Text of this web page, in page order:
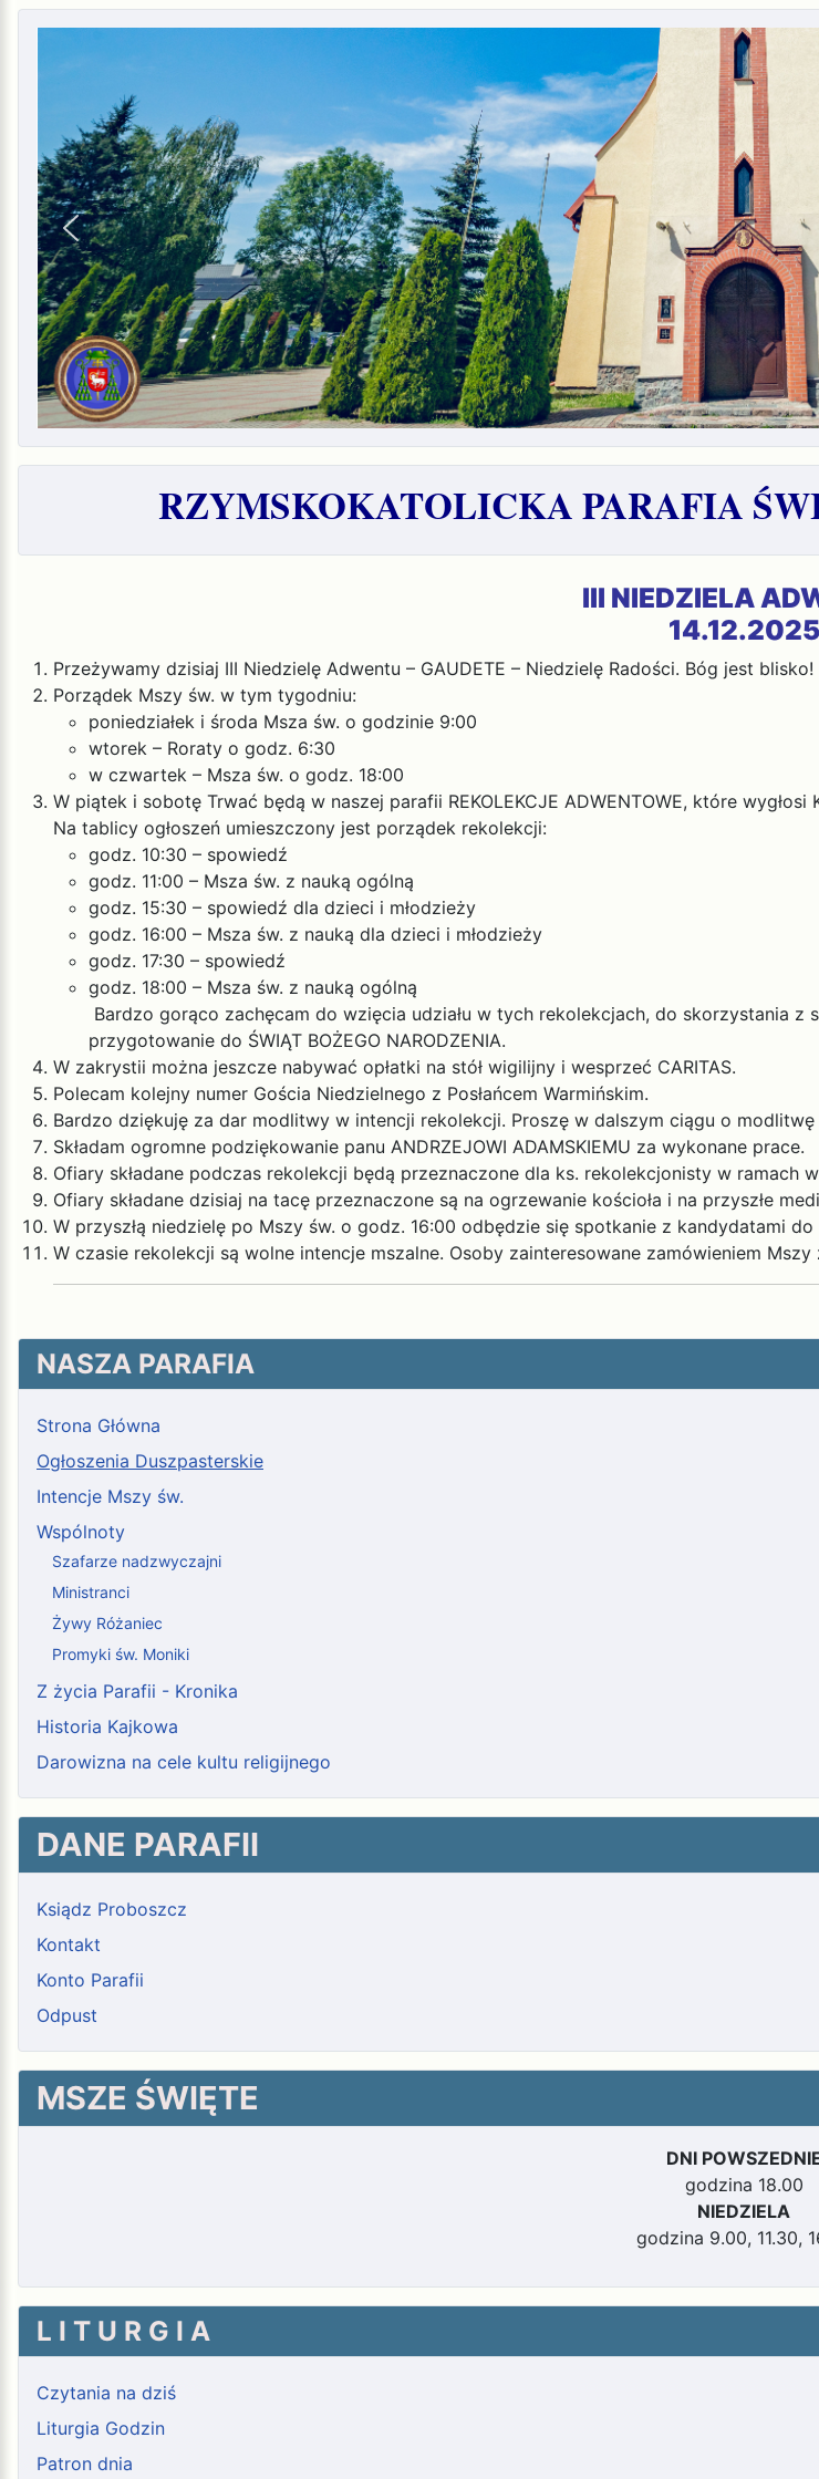
RZYMSKOKATOLICKA PARAFIA
III NIEDZIELA
14.12.2025
Przeżywamy dzisiaj III Niedzielę Adwentu – GAUDETE – Niedzielę Radości. Bóg jest
Porządek Mszy św. w tym tygodniu:
poniedziałek i środa Msza św. o godzinie 9:00
wtorek – Roraty o godz. 6:30
w czwartek – Msza św. o godz. 18:00
W piątek i sobotę Trwać będą w naszej parafii REKOLEKCJE ADWENTOWE, które wygłosi
Na tablicy ogłoszeń umieszczony jest porządek rekolekcji:
godz. 10:30 – spowiedź
godz. 11:00 – Msza św. z nauką ogólną
godz. 15:30 – spowiedź dla dzieci i młodzieży
godz. 16:00 – Msza św. z nauką dla dzieci i młodzieży
godz. 17:30 – spowiedź
godz. 18:00 – Msza św. z nauką ogólną
Bardzo gorąco zachęcam do wzięcia udziału w tych rekolekcjach, do skorzystania
przygotowanie do ŚWIĄT BOŻEGO NARODZENIA.
W zakrystii można jeszcze nabywać opłatki na stół wigilijny i wesprzeć CARITAS.
Polecam kolejny numer Gościa Niedzielnego z Posłańcem Warmińskim.
Bardzo dziękuję za dar modlitwy w intencji rekolekcji. Proszę w dalszym ciągu o
Składam ogromne podziękowanie panu ANDRZEJOWI ADAMSKIEMU za wykonane prace.
Ofiary składane podczas rekolekcji będą przeznaczone dla ks. rekolekcjonisty w ramach
Ofiary składane dzisiaj na tacę przeznaczone są na ogrzewanie kościoła i na przyszłe
W przyszłą niedzielę po Mszy św. o godz. 16:00 odbędzie się spotkanie z kandydatami do
W czasie rekolekcji są wolne intencje mszalne. Osoby zainteresowane zamówieniem
NASZA PARAFIA
Strona Główna
Ogłoszenia Duszpasterskie
Intencje Mszy św.
Wspólnoty
Szafarze nadzwyczajni
Ministranci
Żywy Różaniec
Promyki św. Moniki
Z życia Parafii - Kronika
Historia Kajkowa
Darowizna na cele kultu religijnego
DANE PARAFII
Ksiądz Proboszcz
Kontakt
Konto Parafii
Odpust
MSZE ŚWIĘTE
DNI
godzina 18.00
NIEDZIELA
godzina 9.00, 11.30,
L I T U R G I A
Czytania na dziś
Liturgia Godzin
Patron dnia